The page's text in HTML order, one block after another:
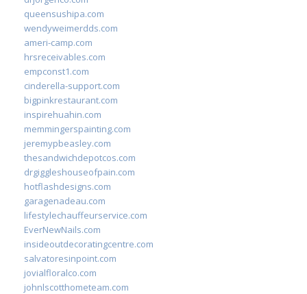
queensushipa.com
wendyweimerdds.com
ameri-camp.com
hrsreceivables.com
empconst1.com
cinderella-support.com
bigpinkrestaurant.com
inspirehuahin.com
memmingerspainting.com
jeremypbeasley.com
thesandwichdepotcos.com
drgiggleshouseofpain.com
hotflashdesigns.com
garagenadeau.com
lifestylechauffeurservice.com
EverNewNails.com
insideoutdecoratingcentre.com
salvatoresinpoint.com
jovialfloralco.com
johnlscotthometeam.com